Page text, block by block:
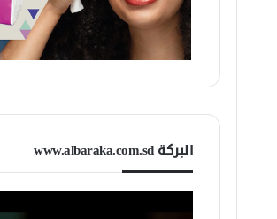
البركة www.albaraka.com.sd